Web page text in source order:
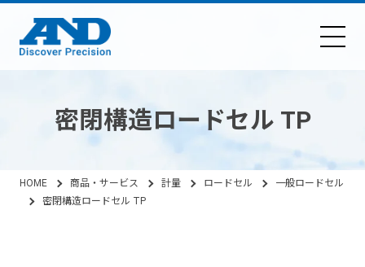
密閉構造ロードセル TP
HOME 商品・サービス 計量 ロードセル
一般ロードセル
密閉構造ロードセル TP